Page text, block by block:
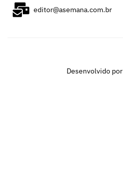
editor@asemana.com.br
Desenvolvido por